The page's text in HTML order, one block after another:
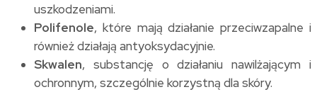
uszkodzeniami.
Polifenole, które mają działanie przeciwzapalne i
również działają antyoksydacyjnie.
Skwalen, substancję o działaniu nawilżającym i
ochronnym, szczególnie korzystną dla skóry.